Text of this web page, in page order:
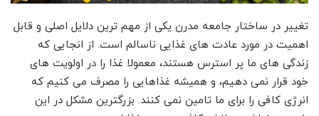
تغییر در ساختار جامعه مدرن یکی از مهم ترین دلایل اصلی و قابل
اهمیت در مورد عادت های غذایی ناسالم است. از انجایی که
زندگی های ما پر استرس هستند، معمولا غذا را در اولویت های
خود قرار نمی دهیم، و همیشه غذاهایی را مصرف می کنیم که
انرژی کافی را برای ما تامین نمی کنند. بزرگترین مشکل در این